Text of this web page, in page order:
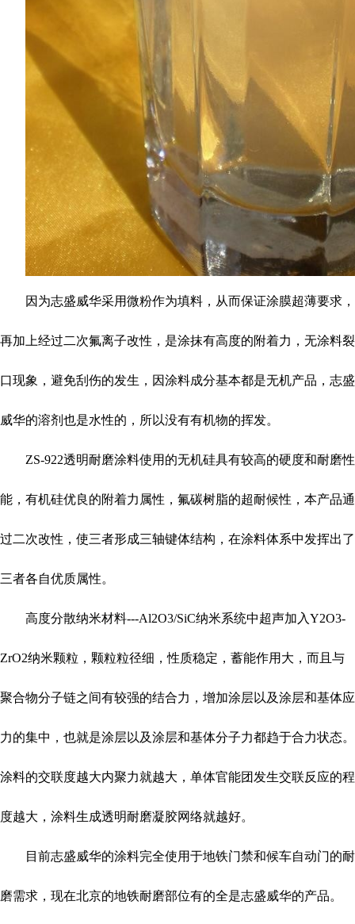
因为志盛威华采用微粉作为填料，从而保证涂膜超薄要求，
再加上经过二次氟离子改性，是涂抹有高度的附着力，无涂料裂
口现象，避免刮伤的发生，因涂料成分基本都是无机产品，志盛
威华的溶剂也是水性的，所以没有有机物的挥发。
ZS-922透明耐磨涂料使用的无机硅具有较高的硬度和耐磨性
能，有机硅优良的附着力属性，氟碳树脂的超耐候性，本产品通
过二次改性，使三者形成三轴键体结构，在涂料体系中发挥出了
三者各自优质属性。
高度分散纳米材料---Al2O3/SiC纳米系统中超声加入Y2O3-
ZrO2纳米颗粒，颗粒粒径细，性质稳定，蓄能作用大，而且与
聚合物分子链之间有较强的结合力，增加涂层以及涂层和基体应
力的集中，也就是涂层以及涂层和基体分子力都趋于合力状态。
涂料的交联度越大内聚力就越大，单体官能团发生交联反应的程
度越大，涂料生成透明耐磨凝胶网络就越好。
目前志盛威华的涂料完全使用于地铁门禁和候车自动门的耐
磨需求，现在北京的地铁耐磨部位有的全是志盛威华的产品。